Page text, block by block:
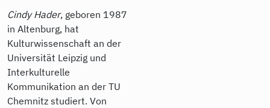
Cindy Hader, geboren 1987
in Altenburg, hat
Kulturwissenschaft an der
Universität Leipzig und
Interkulturelle
Kommunikation an der TU
Chemnitz studiert. Von